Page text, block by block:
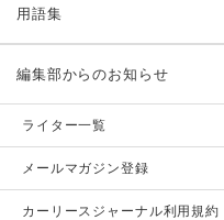
用語集
編集部からのお知らせ
ライター一覧
メールマガジン登録
カーリースジャーナル利用規約